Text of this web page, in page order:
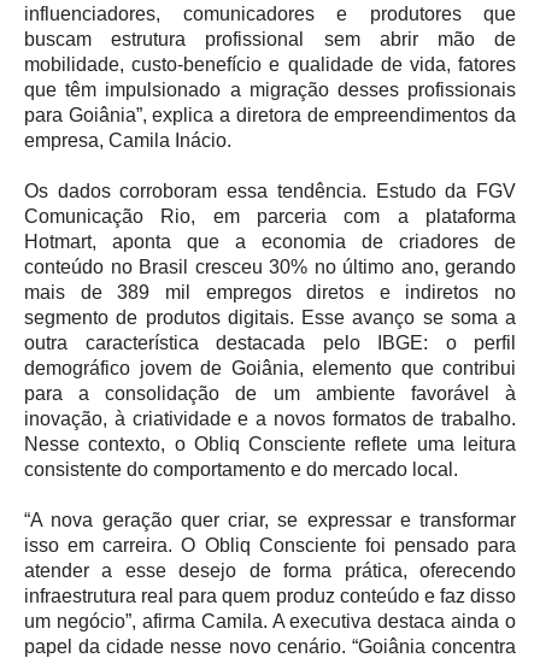
influenciadores, comunicadores e produtores que
buscam estrutura profissional sem abrir mão de
mobilidade, custo-benefício e qualidade de vida, fatores
que têm impulsionado a migração desses profissionais
para Goiânia”, explica a diretora de empreendimentos da
empresa, Camila Inácio.
Os dados corroboram essa tendência. Estudo da FGV
Comunicação Rio, em parceria com a plataforma
Hotmart, aponta que a economia de criadores de
conteúdo no Brasil cresceu 30% no último ano, gerando
mais de 389 mil empregos diretos e indiretos no
segmento de produtos digitais. Esse avanço se soma a
outra característica destacada pelo IBGE: o perfil
demográfico jovem de Goiânia, elemento que contribui
para a consolidação de um ambiente favorável à
inovação, à criatividade e a novos formatos de trabalho.
Nesse contexto, o Obliq Consciente reflete uma leitura
consistente do comportamento e do mercado local.
“A nova geração quer criar, se expressar e transformar
isso em carreira. O Obliq Consciente foi pensado para
atender a esse desejo de forma prática, oferecendo
infraestrutura real para quem produz conteúdo e faz disso
um negócio”, afirma Camila. A executiva destaca ainda o
papel da cidade nesse novo cenário. “Goiânia concentra